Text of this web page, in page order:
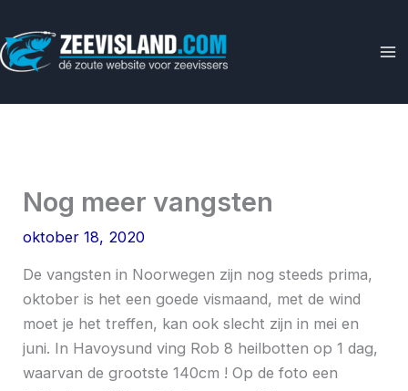
naar
de
Nog meer vangsten
oktober 18, 2020
De vangsten in Noorwegen zijn nog steeds prima,
oktober is het een goede vismaand, met de wind
moet je het treffen, kan ook slecht zijn in mei en
juni. In Havoysund ving Rob 8 heilbotten op 1 dag,
waarvan de grootste 140cm ! Op de foto een